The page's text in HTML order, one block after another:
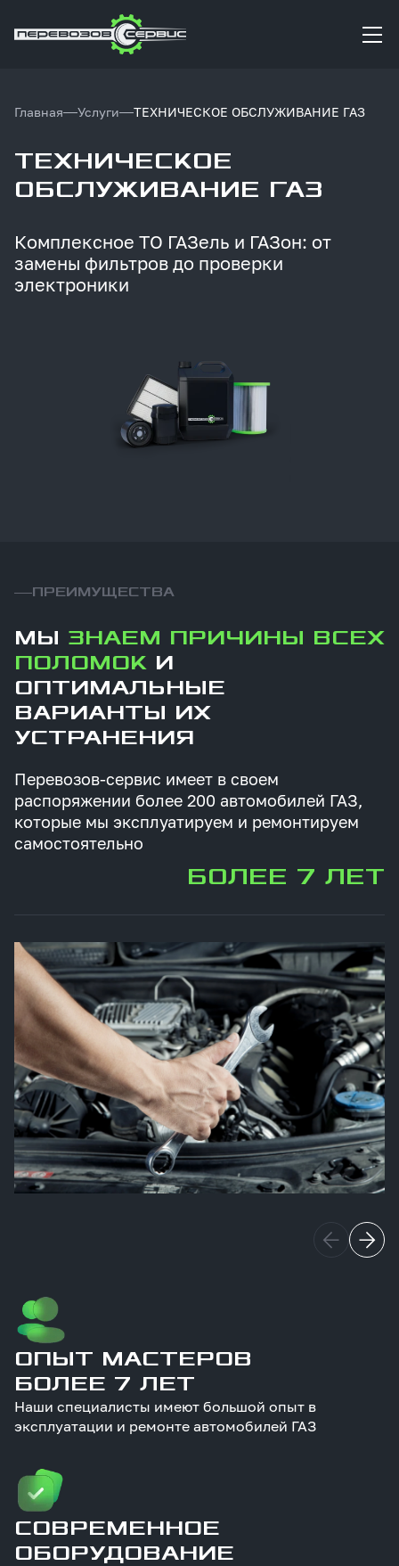
Главная Услуги ТЕХНИЧЕСКОЕ ОБСЛУЖИВАНИЕ ГАЗ
ТЕХНИЧЕСКОЕ
ОБСЛУЖИВАНИЕ ГАЗ
Комплексное ТО ГАЗель и ГАЗон: от
замены фильтров до проверки
электроники
ПРЕИМУЩЕСТВА
МЫ ЗНАЕМ ПРИЧИНЫ ВСЕХ
ПОЛОМОК И
ОПТИМАЛЬНЫЕ
ВАРИАНТЫ ИХ
УСТРАНЕНИЯ
Перевозов-сервис имеет в своем
распоряжении более 200 автомобилей ГАЗ,
которые мы эксплуатируем и ремонтируем
самостоятельно
БОЛЕЕ 7 ЛЕТ
ОПЫТ МАСТЕРОВ
БОЛЕЕ 7 ЛЕТ
Наши специалисты имеют большой опыт в
эксплуатации и ремонте автомобилей ГАЗ
СОВРЕМЕННОЕ
ОБОРУДОВАНИЕ